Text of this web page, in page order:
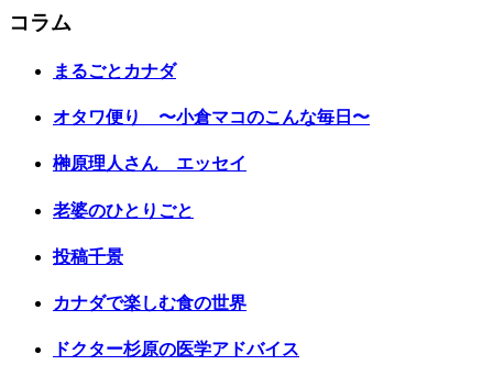
コラム
まるごとカナダ
オタワ便り 〜小倉マコのこんな毎日〜
榊原理人さん エッセイ
老婆のひとりごと
投稿千景
カナダで楽しむ食の世界
ドクター杉原の医学アドバイス